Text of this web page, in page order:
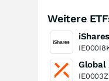
Weitere